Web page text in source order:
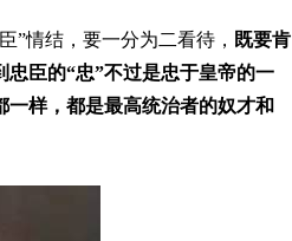
”情结，要一分为二看待， 既要肯
臣的“忠”不过是忠于皇帝的一
样，都是最高统治者的奴才和